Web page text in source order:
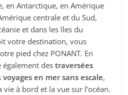
en Antarctique, en Amérique
centrale et du Sud,
et dans les îles du
votre destination, vous
pied chez PONANT. En
également destraversées
voyages en mer sans escale,
vie à bord et la vue sur l’océan.